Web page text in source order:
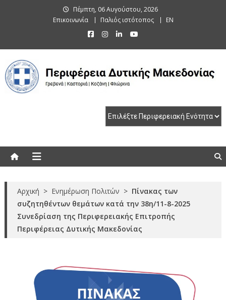
Πέμπτη, 06 Αυγούστου, 2026
Επικοινωνία
Παλιός ιστότοπος EN
Αρχική > Ενημέρωση Πολιτών > Πίνακας των
συζητηθέντων θεμάτων κατά την 38η/11-8-2025
Συνεδρίαση της Περιφερειακής Επιτροπής
Περιφέρειας Δυτικής Μακεδονίας